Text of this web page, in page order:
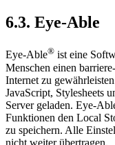
6.3. Eye-Able
Eye-Able® ist eine
Menschen einen
Internet zu
JavaScript, Stylesheets
Server geladen. Eye-
Funktionen den Local
zu speichern. Alle
nicht weiter übertragen.